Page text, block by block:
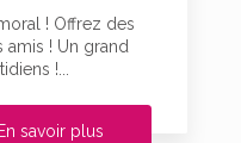
! Offrez des
amis ! Un grand
!...
En savoir plus